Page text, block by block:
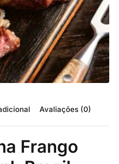
Avaliações (0)
Frango